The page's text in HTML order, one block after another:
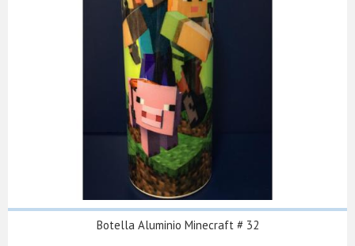
Botella Aluminio Minecraft # 32